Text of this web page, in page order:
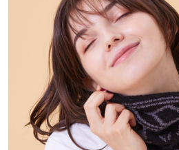
トレーニング
野球
ゴルフ